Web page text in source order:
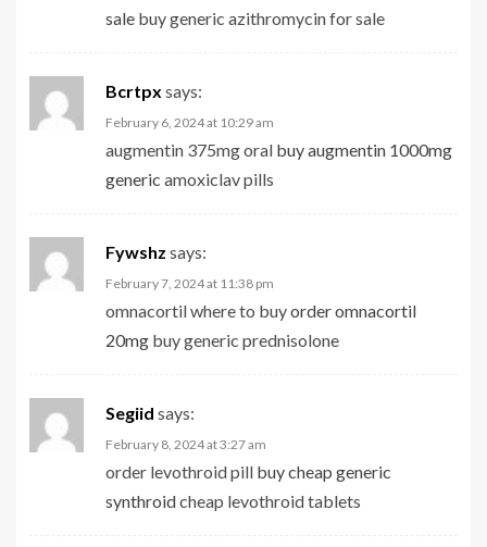
sale buy generic azithromycin for sale
Bcrtpx says:
February 6, 2024 at 10:29 am
augmentin 375mg oral buy augmentin 1000mg
generic amoxiclav pills
Fywshz says:
February 7, 2024 at 11:38 pm
omnacortil where to buyorder omnacortil
20mg buy generic prednisolone
Segiid says:
February 8, 2024 at 3:27 am
order levothroid pill buy cheap generic
synthroidcheap levothroid tablets